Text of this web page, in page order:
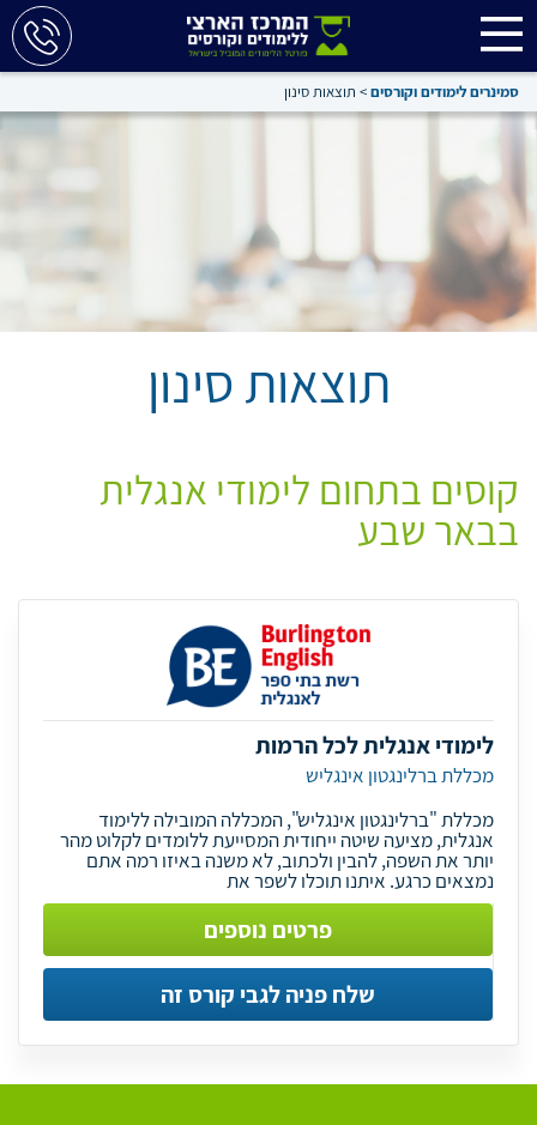
סמינרים לימודים וקורסים> תוצאות סינון
תוצאות סינון
קוסים בתחום לימודי אנגלית
בבאר שבע
לימודי אנגלית לכל הרמות
מכללת ברלינגטון אינגליש
מכללת "ברלינגטון אינגליש", המכללה המובילה ללימוד
אנגלית, מציעה שיטה ייחודית המסייעת ללומדים לקלוט מהר
יותר את השפה, להבין ולכתוב, לא משנה באיזו רמה אתם
נמצאים כרגע. איתנו תוכלו לשפר את
פרטים נוספים
שלח פניה לגבי קורס זה